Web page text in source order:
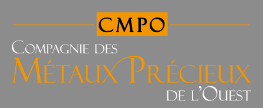
des
Précieux
l'Ouest